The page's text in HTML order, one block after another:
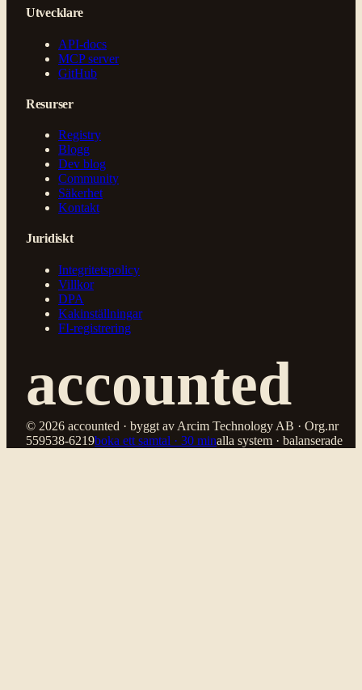
Utvecklare
API-docs
MCP server
GitHub
Resurser
Registry
Blogg
Dev blog
Community
Säkerhet
Kontakt
Juridiskt
Integritetspolicy
Villkor
DPA
Kakinställningar
FI-registrering
accounted
© 2026 accounted · byggt av Arcim Technology AB · Org.nr
559538-6219boka ett samtal · 30 minalla system · balanserade